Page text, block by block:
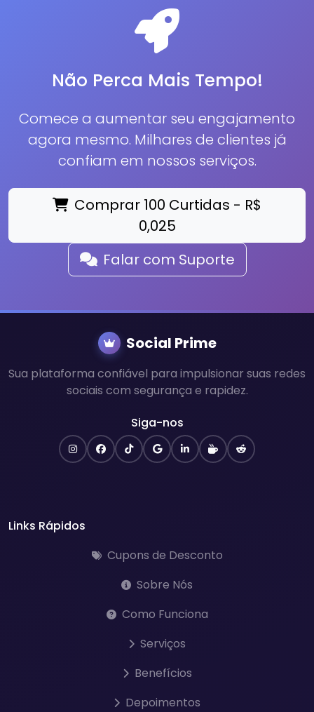
Não Perca Mais Tempo!
Comece a aumentar seu engajamento
agora mesmo. Milhares de clientes já
confiam em nossos serviços.
Comprar 100 Curtidas - R$
0,025
Falar com Suporte
Social Prime
Sua plataforma confiável para impulsionar suas redes
sociais com segurança e rapidez.
Siga-nos
Links Rápidos
Cupons de Desconto
Sobre Nós
Como Funciona
Serviços
Benefícios
Depoimentos